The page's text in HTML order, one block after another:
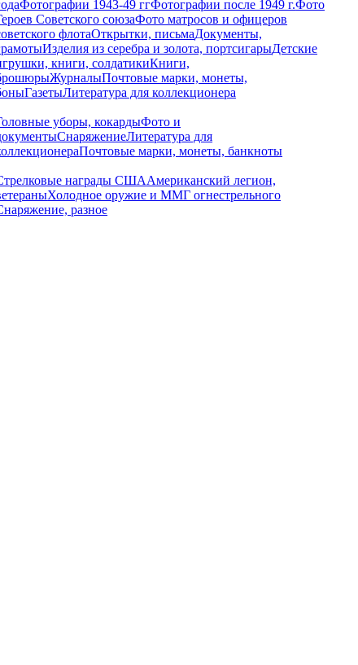
Фотографии 1943-49 ггФотографии после 1949 г.Фото
Советского союзаФото матросов и офицеров
флотаОткрытки, письмаДокументы,
Изделия из серебра и золота, портсигарыДетские
книги, солдатикиКниги,
ЖурналыПочтовые марки, монеты,
ГазетыЛитература для коллекционера
уборы, кокардыФото и
СнаряжениеЛитература для
Почтовые марки, монеты, банкноты
награды СШААмериканский легион,
Холодное оружие и ММГ огнестрельного
разное